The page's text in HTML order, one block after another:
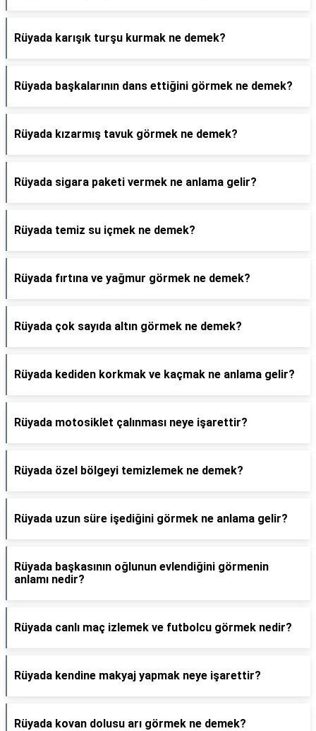
Rüyada karışık turşu kurmak ne demek?
Rüyada başkalarının dans ettiğini görmek ne demek?
Rüyada kızarmış tavuk görmek ne demek?
Rüyada sigara paketi vermek ne anlama gelir?
Rüyada temiz su içmek ne demek?
Rüyada fırtına ve yağmur görmek ne demek?
Rüyada çok sayıda altın görmek ne demek?
Rüyada kediden korkmak ve kaçmak ne anlama gelir?
Rüyada motosiklet çalınması neye işarettir?
Rüyada özel bölgeyi temizlemek ne demek?
Rüyada uzun süre işediğini görmek ne anlama gelir?
Rüyada başkasının oğlunun evlendiğini görmenin
anlamı nedir?
Rüyada canlı maç izlemek ve futbolcu görmek nedir?
Rüyada kendine makyaj yapmak neye işarettir?
Rüyada kovan dolusu arı görmek ne demek?